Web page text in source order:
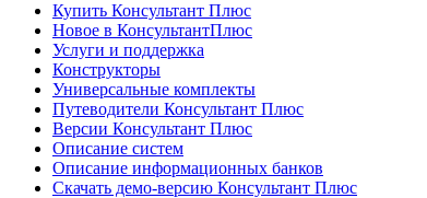
Купить Консультант Плюс
Новое в КонсультантПлюс
Услуги и поддержка
Конструкторы
Универсальные комплекты
Путеводители Консультант Плюс
Версии Консультант Плюс
Описание систем
Описание информационных банков
Скачать демо-версию Консультант Плюс